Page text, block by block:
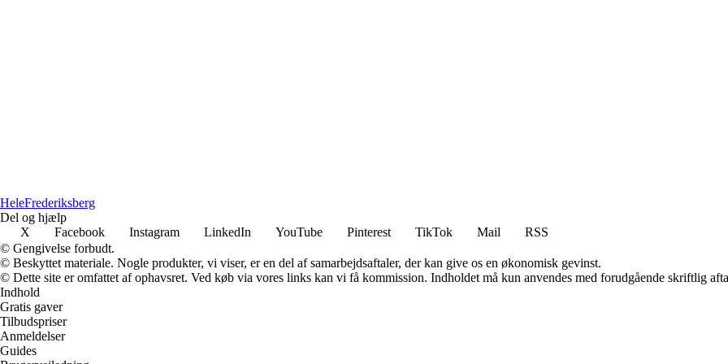
HeleFrederiksberg
Del og hjælp
X
Facebook Instagram LinkedIn YouTube Pinterest TikTok Mail
RSS
© Gengivelse forbudt.
© Beskyttet materiale. Nogle produkter, vi viser, er en del af samarbejdsaftaler, der kan give os en økonomisk gevinst.
© Dette site er omfattet af ophavsret. Ved køb via vores links kan vi få kommission. Indholdet må kun anvendes med forudgående skriftlig
Indhold
Gratis gaver
Tilbudspriser
Anmeldelser
Guides